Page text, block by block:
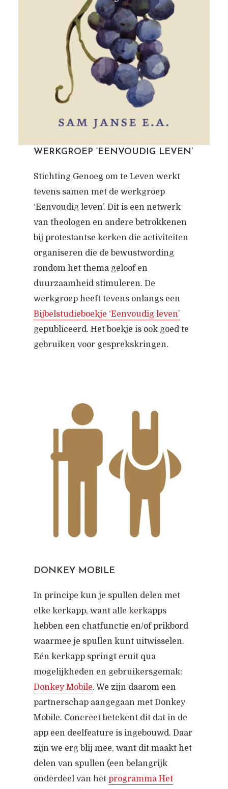
WERKGROEP ‘EENVOUDIG LEVEN’
Stichting Genoeg om te Leven werkt
tevens samen met de werkgroep
‘Eenvoudig leven’. Dit is een netwerk
van theologen en andere betrokkenen
bij protestantse kerken die activiteiten
organiseren die de bewustwording
rondom het thema geloof en
duurzaamheid stimuleren. De
werkgroep heeft tevens onlangs een
Bijbelstudieboekje ‘Eenvoudig leven’
gepubliceerd. Het boekje is ook goed te
gebruiken voor gesprekskringen.
DONKEY MOBILE
In principe kun je spullen delen met
elke kerkapp, want alle kerkapps
hebben een chatfunctie en/of prikbord
waarmee je spullen kunt uitwisselen.
Eén kerkapp springt eruit qua
mogelijkheden en gebruikersgemak:
Donkey Mobile. We zijn daarom een
partnerschap aangegaan met Donkey
Mobile. Concreet betekent dit dat in de
app een deelfeature is ingebouwd. Daar
zijn we erg blij mee, want dit maakt het
delen van spullen (een belangrijk
onderdeel van het programma Het